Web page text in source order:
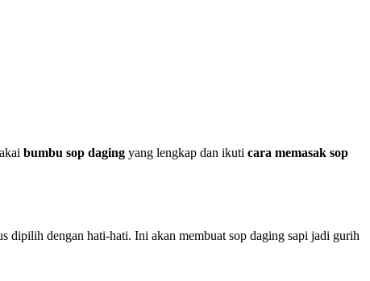
bumbu sop daging yang lengkap dan ikuti cara memasak sop
dipilih dengan hati-hati. Ini akan membuat sop daging sapi jadi gurih